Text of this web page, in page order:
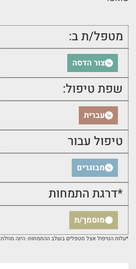
מטפל/ת ב:
צור הדסה
שפת טיפול:
עברית
טיפול עבור
מבוגרים
*דרגת התמחות
מוסמך/ת
*עלות הטיפול אצל מטפלים בשלב ההתמחות- הינה מוזלת